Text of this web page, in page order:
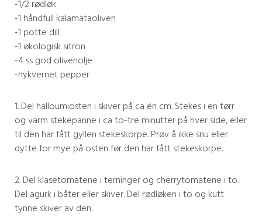
-1/2 rødløk
-1 håndfull kalamataoliven
-1 potte dill
-1 økologisk sitron
-4 ss god olivenolje
-nykvernet pepper
1. Del halloumiosten i skiver på ca én cm. Stekes i en tørr
og varm stekepanne i ca to-tre minutter på hver side, eller
til den har fått gyllen stekeskorpe. Prøv å ikke snu eller
dytte for mye på osten før den har fått stekeskorpe.
2. Del klasetomatene i terninger og cherrytomatene i to.
Del agurk i båter eller skiver. Del rødløken i to og kutt
tynne skiver av den.